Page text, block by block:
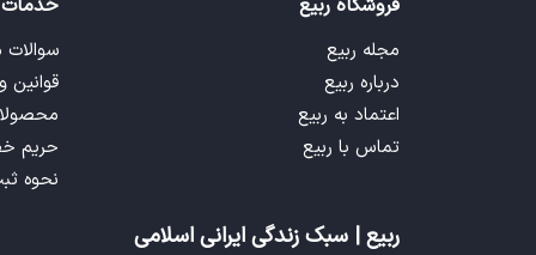
سنگ
فروشگاه ربیع
مجله ربیع
درباره ربیع
اعتماد به ربیع
تماس با ربیع
خدمات
سوالات
قوانین
حریم
نحوه
ربیع | سبک زندگی ایرانی اسلامی